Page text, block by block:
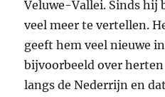
Veluwe-Vallei. Sinds hij
veel meer te vertellen.
geeft hem veel nieuwe
bijvoorbeeld over
langs de Nederrijn en